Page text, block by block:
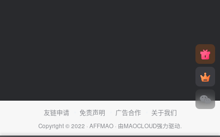
友链申请 免责声明 广告合作 关于我们
Copyright © 2022 · AFFMAO · 由MAOCLOUD强力驱动.